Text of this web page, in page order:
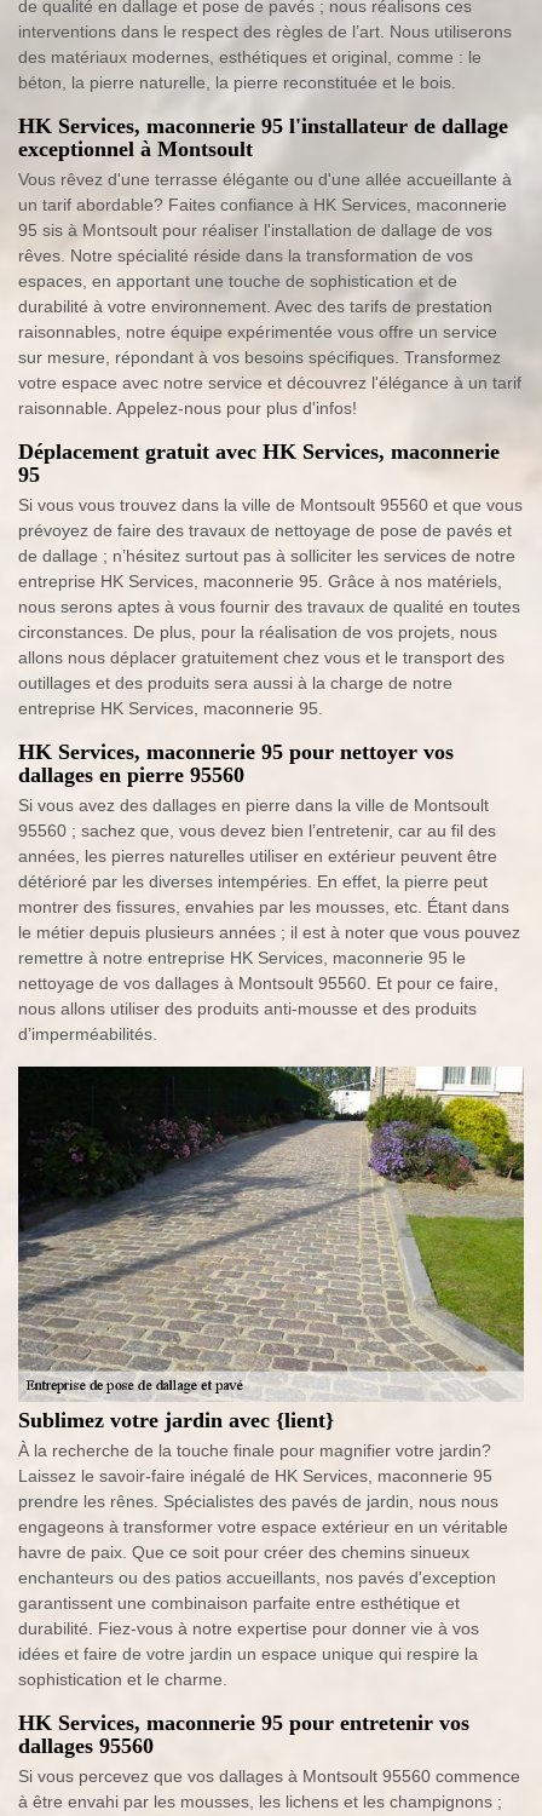
de qualité en dallage et pose de pavés ; nous réalisons ces
interventions dans le respect des règles de l’art. Nous utiliserons
des matériaux modernes, esthétiques et original, comme : le
béton, la pierre naturelle, la pierre reconstituée et le bois.
HK Services, maconnerie 95 l'installateur de dallage
exceptionnel à Montsoult
Vous rêvez d'une terrasse élégante ou d'une allée accueillante à
un tarif abordable? Faites confiance à HK Services, maconnerie
95 sis à Montsoult pour réaliser l'installation de dallage de vos
rêves. Notre spécialité réside dans la transformation de vos
espaces, en apportant une touche de sophistication et de
durabilité à votre environnement. Avec des tarifs de prestation
raisonnables, notre équipe expérimentée vous offre un service
sur mesure, répondant à vos besoins spécifiques. Transformez
votre espace avec notre service et découvrez l'élégance à un tarif
raisonnable. Appelez-nous pour plus d'infos!
Déplacement gratuit avec HK Services, maconnerie
95
Si vous vous trouvez dans la ville de Montsoult 95560 et que vous
prévoyez de faire des travaux de nettoyage de pose de pavés et
de dallage ; n’hésitez surtout pas à solliciter les services de notre
entreprise HK Services, maconnerie 95. Grâce à nos matériels,
nous serons aptes à vous fournir des travaux de qualité en toutes
circonstances. De plus, pour la réalisation de vos projets, nous
allons nous déplacer gratuitement chez vous et le transport des
outillages et des produits sera aussi à la charge de notre
entreprise HK Services, maconnerie 95.
HK Services, maconnerie 95 pour nettoyer vos
dallages en pierre 95560
Si vous avez des dallages en pierre dans la ville de Montsoult
95560 ; sachez que, vous devez bien l’entretenir, car au fil des
années, les pierres naturelles utiliser en extérieur peuvent être
détérioré par les diverses intempéries. En effet, la pierre peut
montrer des fissures, envahies par les mousses, etc. Étant dans
le métier depuis plusieurs années ; il est à noter que vous pouvez
remettre à notre entreprise HK Services, maconnerie 95 le
nettoyage de vos dallages à Montsoult 95560. Et pour ce faire,
nous allons utiliser des produits anti-mousse et des produits
d’imperméabilités.
Sublimez votre jardin avec {lient}
À la recherche de la touche finale pour magnifier votre jardin?
Laissez le savoir-faire inégalé de HK Services, maconnerie 95
prendre les rênes. Spécialistes des pavés de jardin, nous nous
engageons à transformer votre espace extérieur en un véritable
havre de paix. Que ce soit pour créer des chemins sinueux
enchanteurs ou des patios accueillants, nos pavés d'exception
garantissent une combinaison parfaite entre esthétique et
durabilité. Fiez-vous à notre expertise pour donner vie à vos
idées et faire de votre jardin un espace unique qui respire la
sophistication et le charme.
HK Services, maconnerie 95 pour entretenir vos
dallages 95560
Si vous percevez que vos dallages à Montsoult 95560 commence
à être envahi par les mousses, les lichens et les champignons ;